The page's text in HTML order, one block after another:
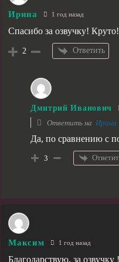
Ирина 1 год назад
Спасибо за озвучку! Круто!
2 Ответить
Дмитрий Иванович
Ответить на Ирина
Да, по сравнению с
3
Максим 1 год назад
Благодарствую, за озвучку